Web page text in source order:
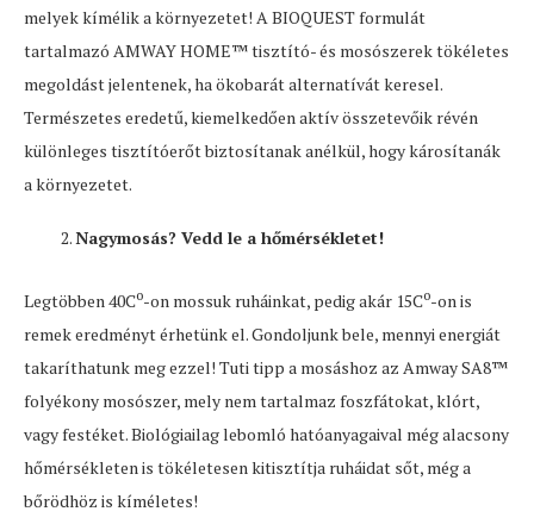
melyek kímélik a környezetet! A BIOQUEST formulát
tartalmazó AMWAY HOME™ tisztító- és mosószerek tökéletes
megoldást jelentenek, ha ökobarát alternatívát keresel.
Természetes eredetű, kiemelkedően aktív összetevőik révén
különleges tisztítóerőt biztosítanak anélkül, hogy károsítanák
a környezetet.
Nagymosás? Vedd le a hőmérsékletet!
Legtöbben 40Co-on mossuk ruháinkat, pedig akár 15Co-on is
remek eredményt érhetünk el. Gondoljunk bele, mennyi energiát
takaríthatunk meg ezzel! Tuti tipp a mosáshoz az Amway SA8™
folyékony mosószer, mely nem tartalmaz foszfátokat, klórt,
vagy festéket. Biológiailag lebomló hatóanyagaival még alacsony
hőmérsékleten is tökéletesen kitisztítja ruháidat sőt, még a
bőrödhöz is kíméletes!